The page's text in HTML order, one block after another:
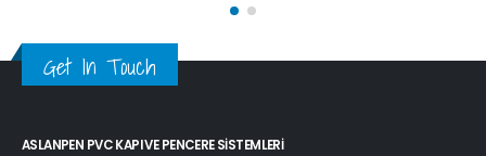
Get In Touch
ASLANPEN PVC KAPI VE PENCERE SISTEMLERI